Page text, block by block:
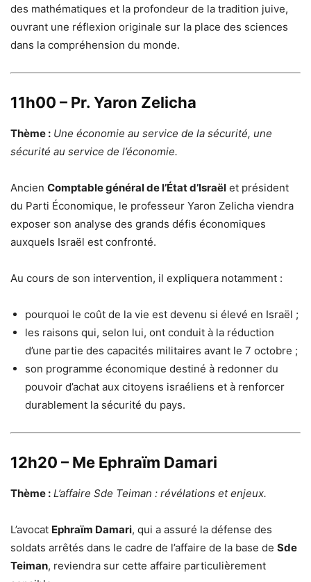
des mathématiques et la profondeur de la tradition juive,
ouvrant une réflexion originale sur la place des sciences
dans la compréhension du monde.
11h00 – Pr. Yaron Zelicha
Thème : Une économie au service de la sécurité, une
sécurité au service de l’économie.
Ancien Comptable général de l’État d’Israël et président
du Parti Économique, le professeur Yaron Zelicha viendra
exposer son analyse des grands défis économiques
auxquels Israël est confronté.
Au cours de son intervention, il expliquera notamment :
pourquoi le coût de la vie est devenu si élevé en Israël ;
les raisons qui, selon lui, ont conduit à la réduction
d’une partie des capacités militaires avant le 7 octobre ;
son programme économique destiné à redonner du
pouvoir d’achat aux citoyens israéliens et à renforcer
durablement la sécurité du pays.
12h20 – Me Ephraïm Damari
Thème : L’affaire Sde Teiman : révélations et enjeux.
L’avocat Ephraïm Damari, qui a assuré la défense des
soldats arrêtés dans le cadre de l’affaire de la base de Sde
Teiman, reviendra sur cette affaire particulièrement